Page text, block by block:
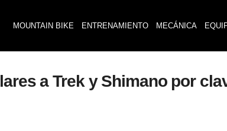
MOUNTAIN BIKE ENTRENAMIENTO MECÁNICA
a Trek y Shimano por